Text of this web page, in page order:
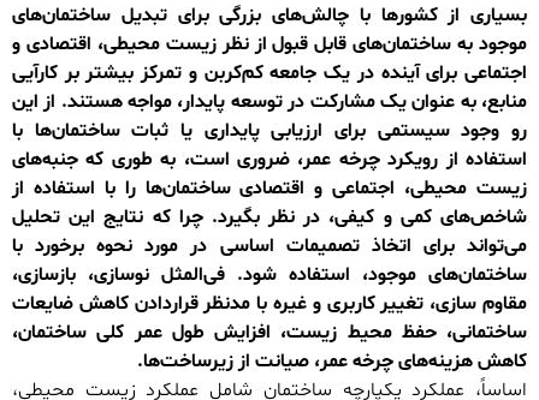
بسیاری از کشورها با چالش‌های بزرگی برای تبدیل ساختمان‌های
موجود به ساختمان‌های قابل قبول از نظر زیست محیطی، اقتصادی و
اجتماعی برای آینده در یک جامعه کم‌کربن و تمرکز بیشتر بر کارآیی
منابع، به عنوان یک مشارکت در توسعه پایدار، مواجه هستند. از این
رو وجود سیستمی برای ارزیابی پایداری یا ثبات ساختمان‌ها با
استفاده از رویکرد چرخه عمر، ضروری است، به طوری که جنبه‌های
زیست محیطی، اجتماعی و اقتصادی ساختمان‌ها را با استفاده از
شاخص‌های کمی و کیفی، در نظر بگیرد. چرا که نتایج این تحلیل
می‌تواند برای اتخاذ تصمیمات اساسی در مورد نحوه برخورد با
ساختمان‌های موجود، استفاده شود. فی‌المثل نوسازی، بازسازی،
مقاوم سازی، تغییر کاربری و غیره با مدنظر قراردادن کاهش ضایعات
ساختمانی، حفظ محیط زیست، افزایش طول عمر کلی ساختمان،
کاهش هزینه‌های چرخه عمر، صیانت از زیرساخت‌ها.
اساساً، عملکرد یکپارچه ساختمان شامل عملکرد زیست محیطی،